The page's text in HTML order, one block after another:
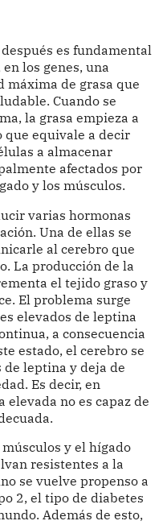
es fundamental
los genes, una
máxima de grasa que
Cuando se
la grasa empieza a
que equivale a decir
a almacenar
afectados por
y los músculos.
varias hormonas
Una de ellas se
al cerebro que
La producción de la
el tejido graso y
El problema surge
elevados de leptina
a consecuencia
estado, el cerebro se
de leptina y deja de
Es decir, en
elevada no es capaz de
y el hígado
resistentes a la
se vuelve propenso a
2, el tipo de diabetes
Además de esto,